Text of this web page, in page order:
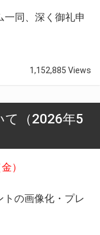
一同、深く御礼申
1,152,885 Views
て（2026年5
）
の画像化・プレ